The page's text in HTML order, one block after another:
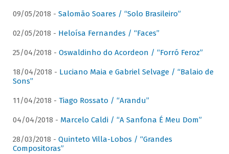
09/05/2018 - Salomão Soares / “Solo Brasileiro”
02/05/2018 - Heloísa Fernandes / “Faces”
25/04/2018 - Oswaldinho do Acordeon / “Forró Feroz”
18/04/2018 - Luciano Maia e Gabriel Selvage / “Balaio de
Sons”
11/04/2018 - Tiago Rossato / “Arandu”
04/04/2018 - Marcelo Caldi / “A Sanfona É Meu Dom”
28/03/2018 - Quinteto Villa-Lobos / “Grandes
Compositoras”